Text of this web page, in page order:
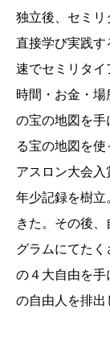
独立後、セミリ
直接学び実践
速でセミリタイ
時間・お金・
の宝の地図を手
る宝の地図を
アスロン大会
年少記録を樹立
きた。その後
グラムにてた
の４大自由を手
の自由人を排出